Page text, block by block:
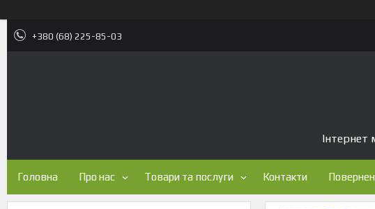
+380 (68) 225-85-03
Інтернет
Головна Про нас Товари та послуги Контакти